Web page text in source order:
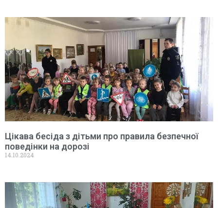
Цікава бесіда з дітьми про правила безпечної
поведінки на дорозі
14.10.2024